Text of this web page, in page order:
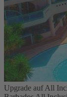
Upgrade auf All